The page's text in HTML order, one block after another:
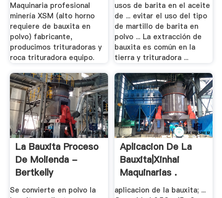
Maquinaria profesional
minería XSM (alto horno
requiere de bauxita en
polvo) fabricante,
producimos trituradoras y
roca trituradora equipo.
usos de barita en el aceite
de ... evitar el uso del tipo
de martillo de barita en
polvo ... La extracción de
bauxita es común en la
tierra y trituradora ...
La Bauxita Proceso
De Molienda -
Bertkelly
Se convierte en polvo la
Aplicacion De La
Bauxita|Xinhai
Maquinarias .
aplicacion de la bauxita; ...